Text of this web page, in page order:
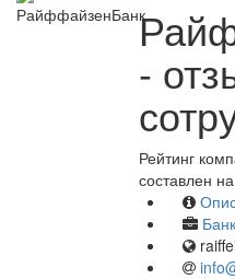
-
Рейтинг
составлен